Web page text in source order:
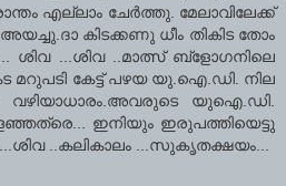
എല്ലാം ചേര്‍ത്തു. മേലാവിലേക്ക്
കിടക്കണു ധീം തികിട തോം
ശിവ ...ശിവ ..മാത്സ് ബ്ളോഗനിലെ
മറുപടി കേട്ട് പഴയ യു.ഐ.ഡി. നില
വഴിയാധാരം.അവരുടെ യുഐ.ഡി.
ഇനിയും ഇരുപത്തിയെട്ടു
..കലികാലം ...സുകൃതക്ഷയം...